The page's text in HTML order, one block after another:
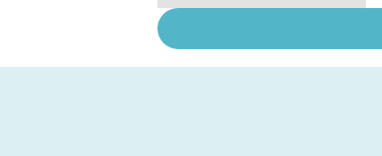
infections